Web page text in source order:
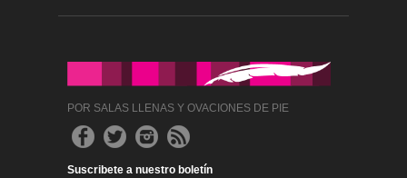
POR SALAS LLENAS Y OVACIONES DE PIE
Suscribete a nuestro boletín